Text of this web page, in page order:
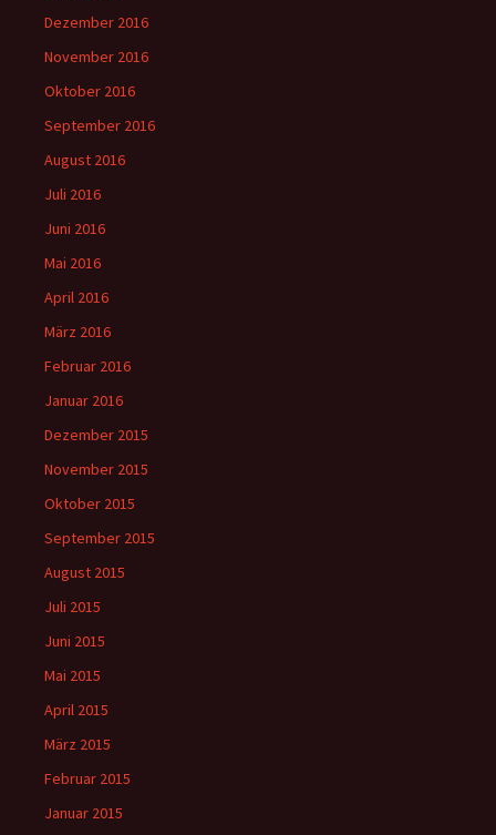
Dezember 2016
November 2016
Oktober 2016
September 2016
August 2016
Juli 2016
Juni 2016
Mai 2016
April 2016
März 2016
Februar 2016
Januar 2016
Dezember 2015
November 2015
Oktober 2015
September 2015
August 2015
Juli 2015
Juni 2015
Mai 2015
April 2015
März 2015
Februar 2015
Januar 2015